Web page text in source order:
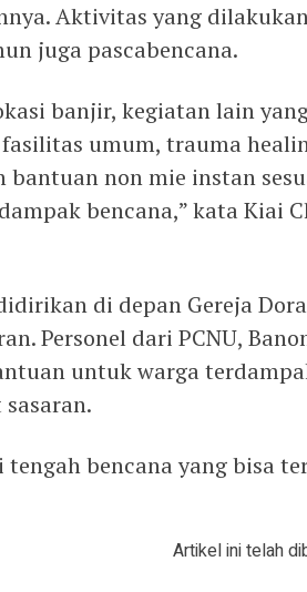
Aktivitas yang
juga pascabencana.
banjir, kegiatan lain
umum, trauma
non mie instan
bencana,” kata Kiai
di depan Gereja
Personel dari PCNU,
untuk warga
bencana yang bisa
Artikel ini telah